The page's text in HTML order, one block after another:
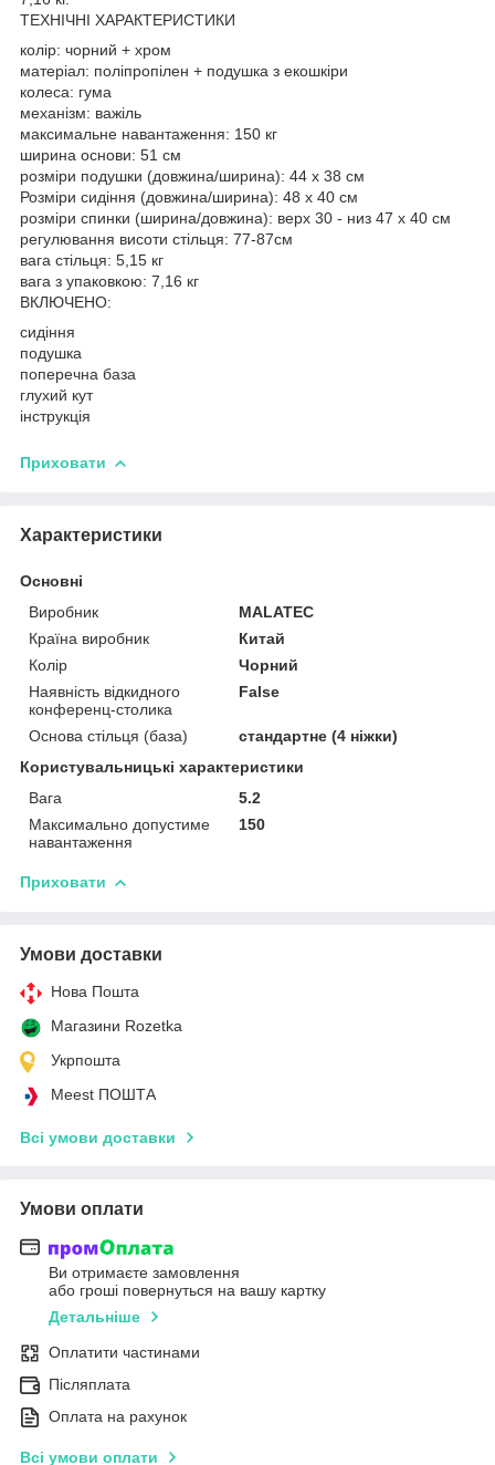
ТЕХНІЧНІ ХАРАКТЕРИСТИКИ
колір: чорний + хром
матеріал: поліпропілен + подушка з екошкіри
колеса: гума
механізм: важіль
максимальне навантаження: 150 кг
ширина основи: 51 см
розміри подушки (довжина/ширина): 44 х 38 см
Розміри сидіння (довжина/ширина): 48 х 40 см
розміри спинки (ширина/довжина): верх 30 - низ 47 х 40 см
регулювання висоти стільця: 77-87см
вага стільця: 5,15 кг
вага з упаковкою: 7,16 кг
ВКЛЮЧЕНО:
сидіння
подушка
поперечна база
глухий кут
інструкція
Приховати
Характеристики
Основні
Виробник
MALATEC
Країна виробник
Китай
Колір
Чорний
Наявність відкидного
конференц-столика
False
Основа стільця (база)
стандартне (4 ніжки)
Користувальницькі характеристики
Вага
5.2
Максимально допустиме
навантаження
150
Приховати
Умови доставки
Нова Пошта
Магазини Rozetka
Укрпошта
Meest ПОШТА
Всі умови доставки
Умови оплати
Ви отримаєте замовлення
або гроші повернуться на вашу картку
Детальніше
Оплатити частинами
Післяплата
Оплата на рахунок
Всі умови оплати